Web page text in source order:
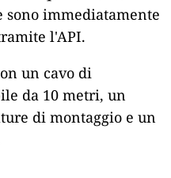
sono immediatamente
l'API.
un cavo di
da 10 metri, un
di montaggio e un